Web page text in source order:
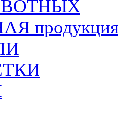
продукция